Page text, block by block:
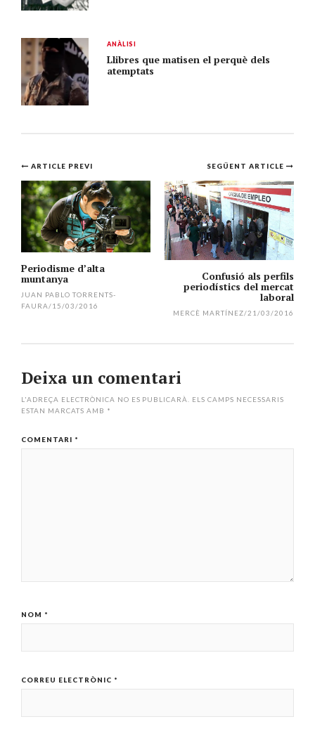
ANÀLISI
Llibres que matisen el perquè dels
atemptats
Navegació
per
l'article
SEGÜENT ARTICLE
Confusió als perfils
periodístics del mercat
laboral
MERCÈ MARTÍNEZ/21/03/2016
ARTICLE PREVI
Periodisme d’alta
muntanya
JUAN PABLO TORRENTS-
FAURA/15/03/2016
Deixa un comentari
L'ADREÇA ELECTRÒNICA NO ES PUBLICARÀ.
ELS CAMPS NECESSARIS
ESTAN MARCATS AMB *
COMENTARI *
NOM *
CORREU ELECTRÒNIC *